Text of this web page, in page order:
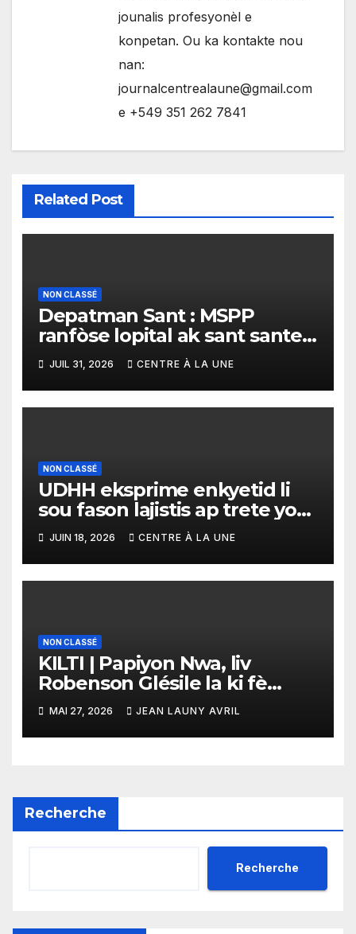
jounalis profesyonèl e
konpetan. Ou ka kontakte nou
nan:
journalcentrealaune@gmail.com
e +549 351 262 7841
Related Post
NON CLASSÉ
Depatman Sant : MSPP
ranfòse lopital ak sant sante
yo ak yon enpòtan kagezon
materyèl medikal
JUIL 31, 2026 CENTRE À LA UNE
NON CLASSÉ
UDHH eksprime enkyetid li
sou fason lajistis ap trete yon
dosye ki enplike 14 jèn nan
Tomond
JUIN 18, 2026 CENTRE À LA UNE
NON CLASSÉ
KILTI | Papiyon Nwa, liv
Robenson Glésile la ki fè
inanimite nan kominote
imigran an Ajantin ak plizyè
lòt peyi atravè mond lan
MAI 27, 2026 JEAN LAUNY AVRIL
Recherche
Recherche